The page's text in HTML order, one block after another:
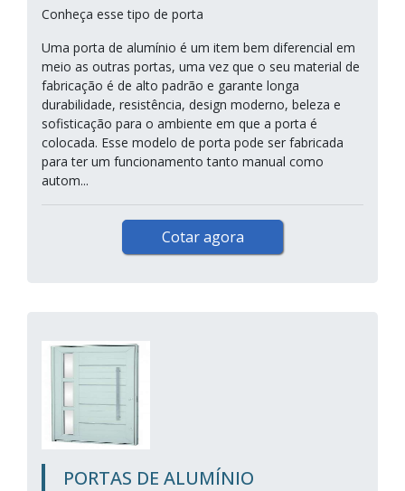
Conheça esse tipo de porta
Uma porta de alumínio é um item bem diferencial em
meio as outras portas, uma vez que o seu material de
fabricação é de alto padrão e garante longa
durabilidade, resistência, design moderno, beleza e
sofisticação para o ambiente em que a porta é
colocada. Esse modelo de porta pode ser fabricada
para ter um funcionamento tanto manual como
autom...
Cotar agora
PORTAS DE ALUMÍNIO